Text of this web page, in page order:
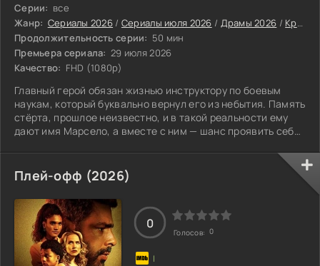
Серии: все
Жанр: Сериалы 2026 / Сериалы июля 2026 / Драмы 2026 / Криминальные сериалы 2026
Продолжительность серии: 50 мин
Премьера сериала: 29 июля 2026
Качество: FHD (1080p)
Главный герой обязан жизнью инструктору по боевым
наукам, который буквально вернул его из небытия. Память
стёрта, прошлое неизвестно, и в такой реальности ему
дают имя Марсело, а вместе с ним — шанс проявить себя
прежней жизни приближает его к разгадке, но
одновременно опутывает тёмными делами и тайнами,
грозящими гибелью ему и его учителю. По замыслу
постановщика Хосе Энрике Фонсеки, «Ярость» — это не
история о мордобое, а сильная драма, способная
Плей-офф (2026)
0
Голосов: 0